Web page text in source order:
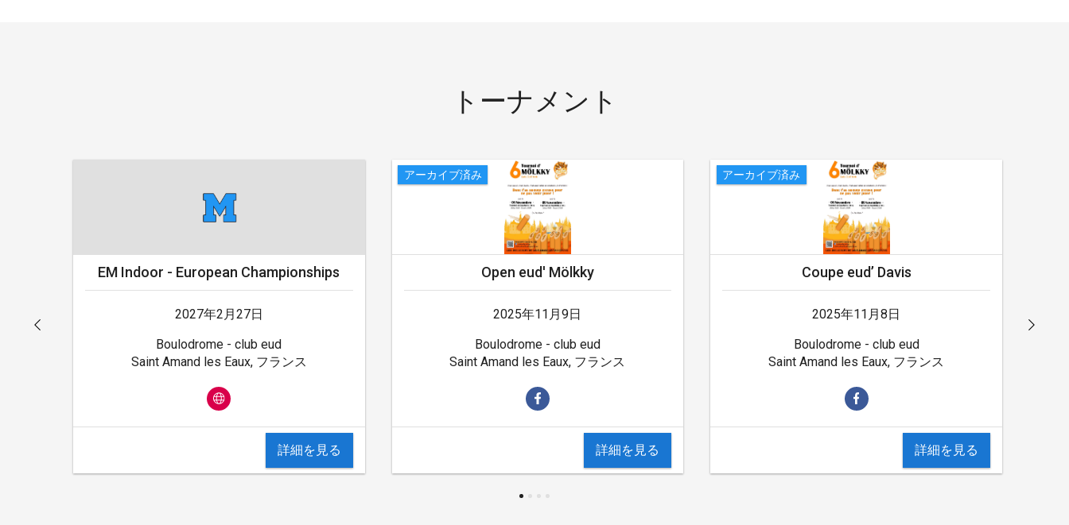
トーナメント
EM Indoor - European Championships
2027年2月27日
Boulodrome - club eud
Saint Amand les Eaux, フランス
詳細を見る
アーカイブ済み
Open eud' Mölkky
2025年11月9日
Boulodrome - club eud
Saint Amand les Eaux, フランス
詳細を見る
アーカイブ済み
Coupe eud’ Davis
2025年11月8日
Boulodrome - club eud
Saint Amand les Eaux, フランス
詳細を見る